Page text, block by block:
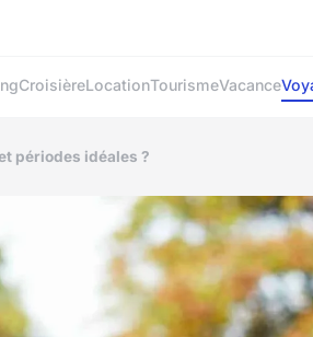
CroisièreLocationTourismeVacance
périodes idéales ?